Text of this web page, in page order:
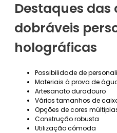
Destaques das
dobráveis
holográficas
Possibilidade de
Materiais à prova de
Artesanato duradouro
Vários tamanhos de
Opções de cores
Construção robusta
Utilização cómoda